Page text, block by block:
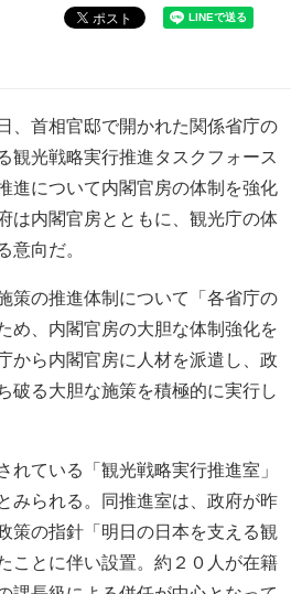
ポスト
、首相官邸で開かれた関係省庁の
観光戦略実行推進タスクフォース
進について内閣官房の体制を強化
は内閣官房とともに、観光庁の体
意向だ。
策の推進体制について「各省庁の
め、内閣官房の大胆な体制強化を
から内閣官房に人材を派遣し、政
破る大胆な施策を積極的に実行し
ている「観光戦略実行推進室」
みられる。同推進室は、政府が昨
策の指針「明日の日本を支える観
ことに伴い設置。約２０人が在籍